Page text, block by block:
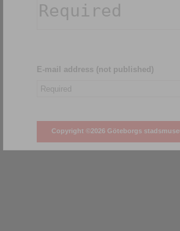
E-mail address (not published)
Copyright ©2026 Göteborgs